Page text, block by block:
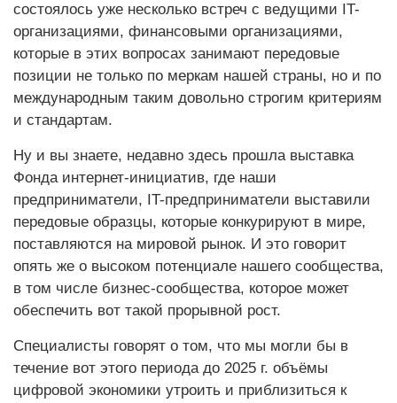
состоялось уже несколько встреч с ведущими IT-
организациями, финансовыми организациями,
которые в этих вопросах занимают передовые
позиции не только по меркам нашей страны, но и по
международным таким довольно строгим критериям
и стандартам.
Ну и вы знаете, недавно здесь прошла выставка
Фонда интернет-инициатив, где наши
предприниматели, IT-предприниматели выставили
передовые образцы, которые конкурируют в мире,
поставляются на мировой рынок. И это говорит
опять же о высоком потенциале нашего сообщества,
в том числе бизнес-сообщества, которое может
обеспечить вот такой прорывной рост.
Специалисты говорят о том, что мы могли бы в
течение вот этого периода до 2025 г. объёмы
цифровой экономики утроить и приблизиться к